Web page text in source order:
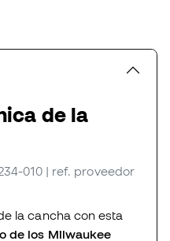
de la
010 | ref. proveedor
la cancha con esta
de los Milwaukee